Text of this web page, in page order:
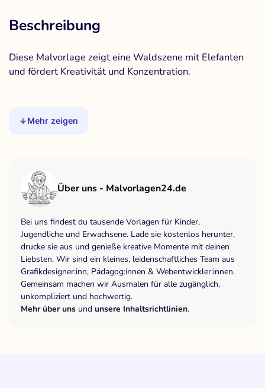
Beschreibung
Diese Malvorlage zeigt eine Waldszene mit Elefanten
und fördert Kreativität und Konzentration.
Mehr zeigen
Über uns - Malvorlagen24.de
Bei uns findest du tausende Vorlagen für Kinder,
Jugendliche und Erwachsene. Lade sie kostenlos herunter,
drucke sie aus und genieße kreative Momente mit deinen
Liebsten. Wir sind ein kleines, leidenschaftliches Team aus
Grafikdesigner:inn, Pädagog:innen & Webentwickler:innen.
Gemeinsam machen wir Ausmalen für alle zugänglich,
unkompliziert und hochwertig.
Mehr über uns und unsere Inhaltsrichtlinien.